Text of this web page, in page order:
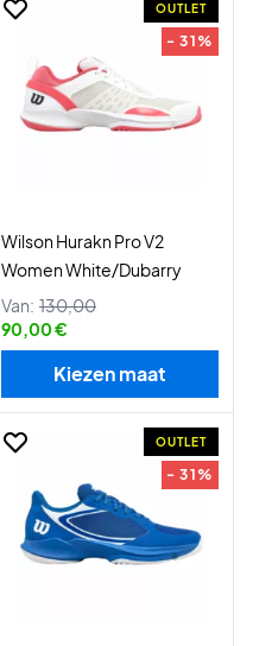
OUTLET
- 31%
Wilson Hurakn Pro V2
Women White/Dubarry
Van: 130,00
90,00 €
Kiezen maat
OUTLET
- 31%